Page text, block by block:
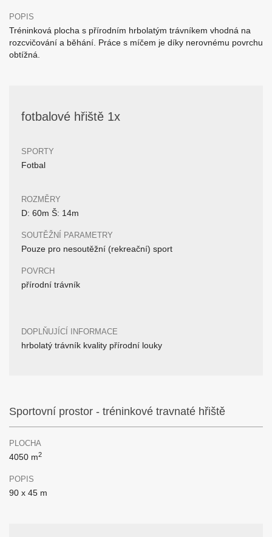
POPIS
Tréninková plocha s přírodním hrbolatým trávníkem vhodná na
rozcvičování a běhání. Práce s míčem je díky nerovnému povrchu
obtížná.
fotbalové hřiště 1x
SPORTY
Fotbal
ROZMĚRY
D: 60m Š: 14m
SOUTĚŽNÍ PARAMETRY
Pouze pro nesoutěžní (rekreační) sport
POVRCH
přírodní trávník
DOPLŇUJÍCÍ INFORMACE
hrbolatý trávník kvality přírodní louky
Sportovní prostor - tréninkové travnaté hřiště
PLOCHA
4050 m2
POPIS
90 x 45 m